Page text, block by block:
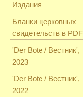
Издания
Бланки церковных
свидетельств в PDF
'Der Bote / Вестник',
2023
'Der Bote / Вестник',
2022